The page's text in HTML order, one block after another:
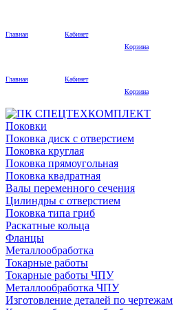
Главная
Кабинет
Корзина
Главная
Кабинет
Корзина
Поковки
Поковка диск с отверстием
Поковка круглая
Поковка прямоугольная
Поковка квадратная
Валы переменного сечения
Цилиндры с отверстием
Поковка типа гриб
Раскатные кольца
Фланцы
Металлообработка
Токарные работы
Токарные работы ЧПУ
Металлообработка ЧПУ
Изготовление деталей по чертежам